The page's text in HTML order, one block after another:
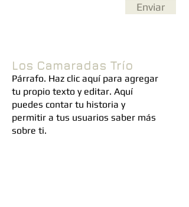
Enviar
Los Camaradas Trío
Párrafo. Haz clic aquí para agregar
tu propio texto y editar. Aquí
puedes contar tu historia y
permitir a tus usuarios saber más
sobre ti.